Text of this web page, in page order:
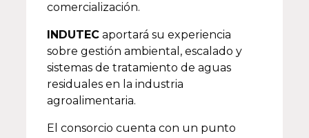
comercialización.
INDUTEC aportará su experiencia
sobre gestión ambiental, escalado y
sistemas de tratamiento de aguas
residuales en la industria
agroalimentaria.
El consorcio cuenta con un punto